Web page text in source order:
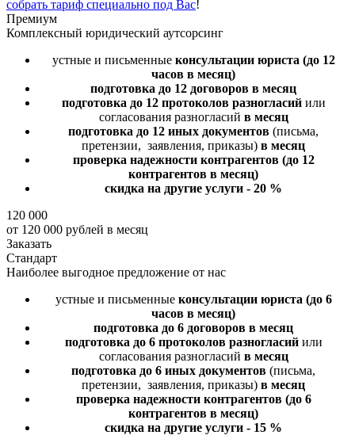
собрать тариф специально под Вас!
Премиум
Комплексный юридический аутсорсинг
устные и письменные консультации юриста (до 12
часов в месяц)
подготовка до 12 договоров в месяц
подготовка до 12 протоколов разногласийили
согласования разногласий в месяц
подготовка до 12 иных документов (письма,
претензии, заявления, приказы) в месяц
проверка надежности контрагентов (до 12
контрагентов в месяц)
скидка на другие услуги - 20 %
120 000
от 120 000 рублей в месяц
Заказать
Стандарт
Наиболее выгодное предложение от нас
устные и письменные консультации юриста (до 6
часов в месяц)
подготовка до 6 договоров в месяц
подготовка до 6 протоколов разногласийили
согласования разногласий в месяц
подготовка до 6 иных документов (письма,
претензии, заявления, приказы) в месяц
проверка надежности контрагентов (до 6
контрагентов в месяц)
скидка на другие услуги - 15 %